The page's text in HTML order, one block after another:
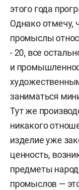
этого года
Однако отмечу,
промыслы
- 20, все
и
заниматься
Тут же
никакого
изделие уже
ценность,
предметы
промыслов —